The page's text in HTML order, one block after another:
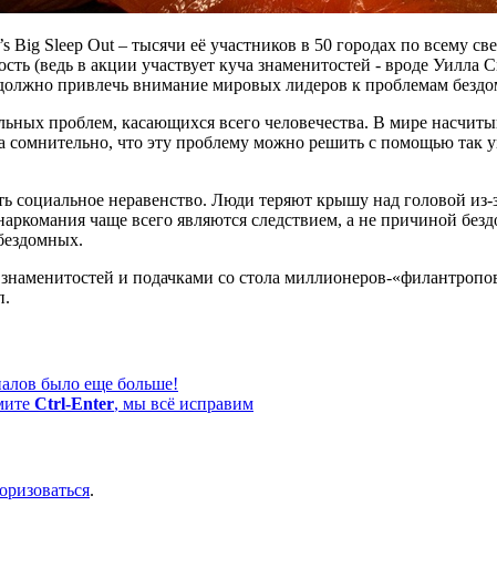
Big Sleep Out – тысячи её участников в 50 городах по всему
(ведь в акции участвует куча знаменитостей - вроде
привлечь внимание мировых лидеров к проблемам
проблем, касающихся всего человечества. В мире
сомнительно, что эту проблему можно решить с помощью
неравенство. Люди теряют крышу над головой
чаще всего являются следствием, а не причиной
и подачками со стола миллионеров-
было еще больше!
Ctrl-Enter, мы всё исправим
.